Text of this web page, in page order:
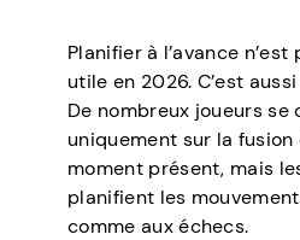
Planifier à l’avance
utile en 2026. C’est
De nombreux joueurs
uniquement sur la
moment présent, mais
planifient les
comme aux échecs.